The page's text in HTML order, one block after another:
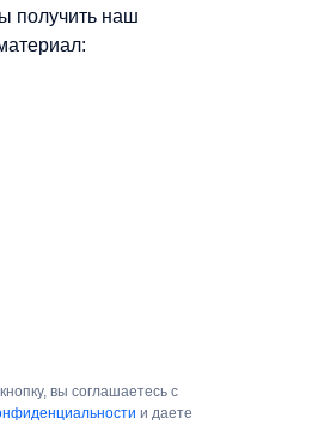
получить наш
вы соглашаетесь с
и даете